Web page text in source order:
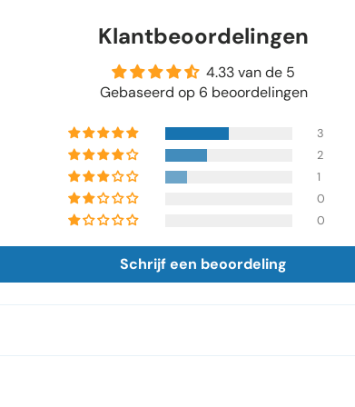
Klantbeoordelingen
4.33 van de 5
Gebaseerd op 6 beoordelingen
3
2
1
0
0
Schrijf een beoordeling